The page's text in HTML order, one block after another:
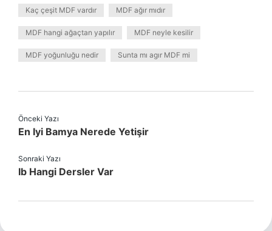
Kaç çeşit MDF vardır MDF ağır mıdır
MDF hangi ağaçtan yapılır MDF neyle kesilir
MDF yoğunluğu nedir Sunta mı agır MDF mi
Önceki Yazı
En Iyi Bamya Nerede Yetişir
Sonraki Yazı
Ib Hangi Dersler Var